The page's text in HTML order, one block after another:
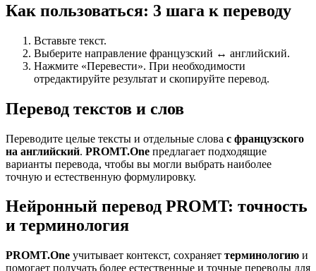
Как пользоваться: 3 шага к переводу
Вставьте текст.
Выберите направление французский ↔ английский.
Нажмите «Перевести». При необходимости
отредактируйте результат и скопируйте перевод.
Перевод текстов и слов
Переводите целые тексты и отдельные слова с французского
на английский. PROMT.One предлагает подходящие
варианты перевода, чтобы вы могли выбрать наиболее
точную и естественную формулировку.
Нейронный перевод PROMT: точность
и терминология
PROMT.One учитывает контекст, сохраняет терминологию и
помогает получать более естественные и точные переводы для